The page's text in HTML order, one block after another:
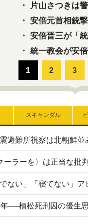
・
片山さつきは警察に圧
・ 安倍元首相銃撃を安倍批
・ 安倍晋三が「統一教会」
・ 統一教会が安
スキャンダル